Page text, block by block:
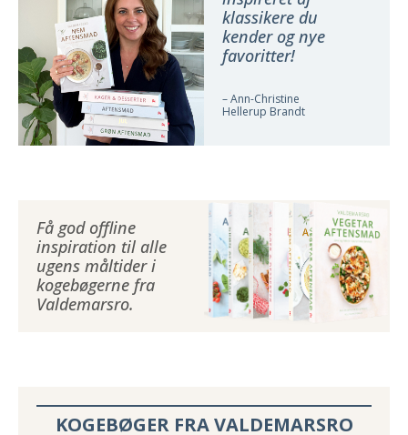
Få god offline
inspiration til alle
ugens måltider i
kogebøgerne fra
Valdemarsro.
KOGEBØGER FRA VALDEMARSRO
klassikere du
kender og nye
favoritter!
– Ann-Christine
Hellerup Brandt